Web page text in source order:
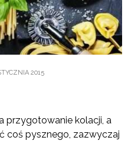
2015
przygotowanie kolacji, a
coś pysznego, zazwyczaj